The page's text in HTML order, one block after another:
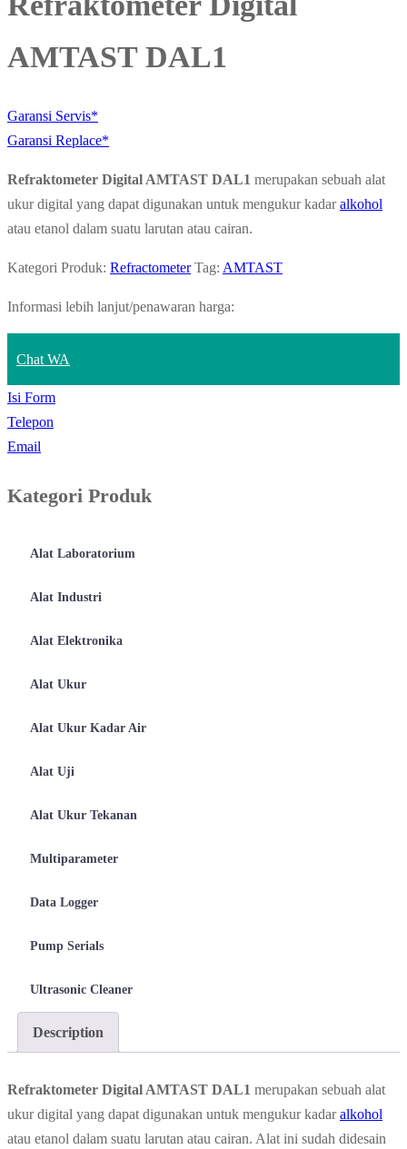
AMTAST DAL1
Garansi Servis*
Garansi Replace*
Refraktometer Digital AMTAST DAL1 merupakan sebuah alat
ukur digital yang dapat digunakan untuk mengukur kadaralkohol
atau etanol dalam suatu larutan atau cairan.
Kategori Produk: Refractometer Tag: AMTAST
Informasi lebih lanjut/penawaran harga:
Chat WA
Isi Form
Telepon
Email
Kategori Produk
Alat Laboratorium
Alat Industri
Alat Elektronika
Alat Ukur
Alat Ukur Kadar Air
Alat Uji
Alat Ukur Tekanan
Multiparameter
Data Logger
Pump Serials
Ultrasonic Cleaner
Description
Refraktometer Digital AMTAST DAL1 merupakan sebuah alat
ukur digital yang dapat digunakan untuk mengukur kadaralkohol
atau etanol dalam suatu larutan atau cairan. Alat ini sudah didesain